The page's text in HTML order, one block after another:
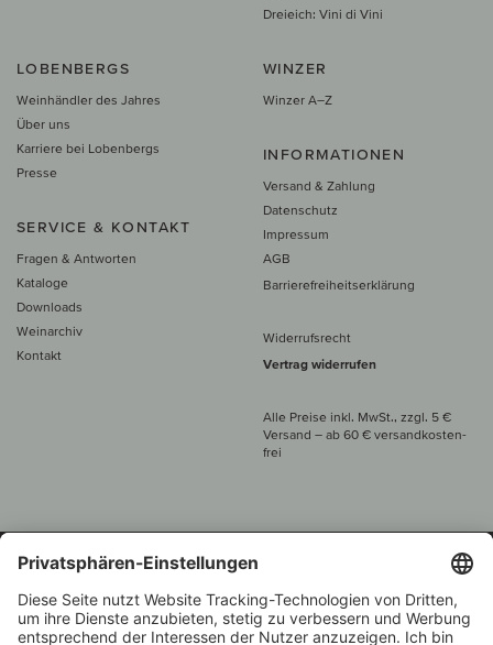
Dreieich: Vini di Vini
LOBENBERGS
Weinhändler des Jahres
Über uns
Karriere bei Lobenbergs
Presse
SERVICE & KONTAKT
Fragen & Antworten
Kataloge
Downloads
Weinarchiv
Kontakt
WINZER
Winzer A–Z
INFORMATIONEN
Versand & Zahlung
Datenschutz
Impressum
AGB
Barrierefreiheitserklärung
Widerrufsrecht
Vertrag widerrufen
Alle Preise inkl. MwSt., zzgl. 5 €
Versand – ab 60 € versand­kosten­
frei
Beratung unter
+49 421 696 797-0